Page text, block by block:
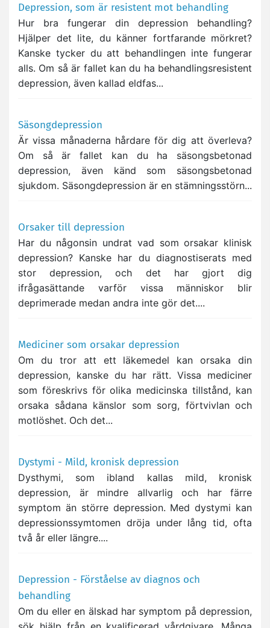
Depression, som är resistent mot behandling
Hur bra fungerar din depression behandling?
Hjälper det lite, du känner fortfarande mörkret?
Kanske tycker du att behandlingen inte fungerar
alls. Om så är fallet kan du ha behandlingsresistent
depression, även kallad eldfas...
Säsongdepression
Är vissa månaderna hårdare för dig att överleva?
Om så är fallet kan du ha säsongsbetonad
depression, även känd som säsongsbetonad
sjukdom. Säsongdepression är en stämningsstörn...
Orsaker till depression
Har du någonsin undrat vad som orsakar klinisk
depression? Kanske har du diagnostiserats med
stor depression, och det har gjort dig
ifrågasättande varför vissa människor blir
deprimerade medan andra inte gör det....
Mediciner som orsakar depression
Om du tror att ett läkemedel kan orsaka din
depression, kanske du har rätt. Vissa mediciner
som föreskrivs för olika medicinska tillstånd, kan
orsaka sådana känslor som sorg, förtvivlan och
motlöshet. Och det...
Dystymi - Mild, kronisk depression
Dysthymi, som ibland kallas mild, kronisk
depression, är mindre allvarlig och har färre
symptom än större depression. Med dystymi kan
depressionssymtomen dröja under lång tid, ofta
två år eller längre....
Depression - Förståelse av diagnos och
behandling
Om du eller en älskad har symptom på depression,